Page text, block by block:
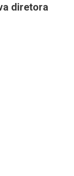
diretora